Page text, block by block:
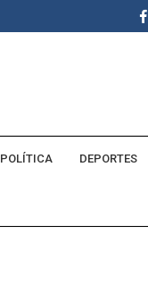
POLÍTICA DEPORTES